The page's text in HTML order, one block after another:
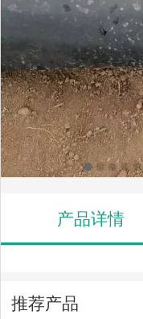
2025甘肃
产品详情
推荐产品